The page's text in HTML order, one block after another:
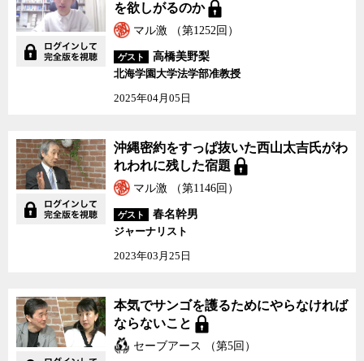
を欲しがるのか
マル激 （第1252回）
ゲスト
高橋美野梨
北海学園大学法学部准教授
2025年04月05日
沖縄密約をすっぱ抜いた西山太吉氏がわ
れわれに残した宿題
マル激 （第1146回）
ゲスト
春名幹男
ジャーナリスト
2023年03月25日
本気でサンゴを護るためにやらなければ
ならないこと
セーブアース （第5回）